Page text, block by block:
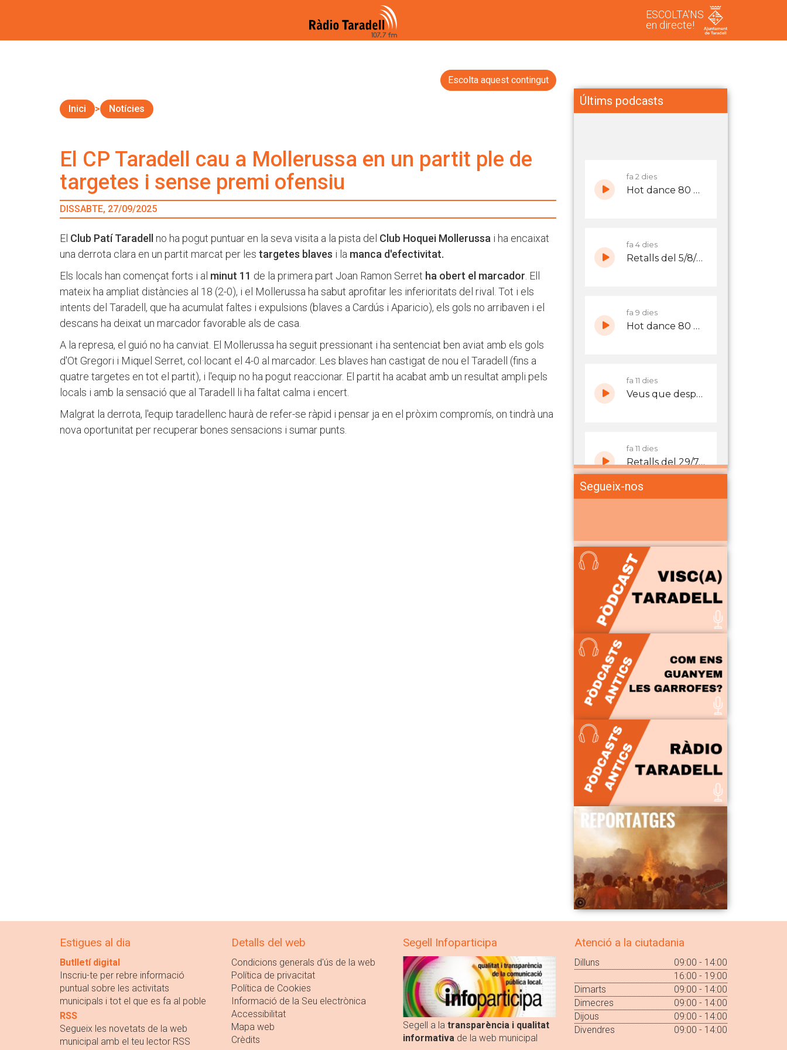
ESCOLTA'NS
en directe!
Escolta aquest contingut
Inici Notícies
El CP Taradell cau a Mollerussa en un partit ple de
targetes i sense premi ofensiu
DISSABTE, 27/09/2025
El Club Patí Taradell no ha pogut puntuar en la seva visita a la pista del Club Hoquei Mollerussa i ha encaixat
una derrota clara en un partit marcat per les targetes blaves i la manca d'efectivitat.
Els locals han començat forts i al minut 11 de la primera part Joan Ramon Serret ha obert el marcador . Ell
mateix ha ampliat distàncies al 18 (2-0), i el Mollerussa ha sabut aprofitar les inferioritats del rival. Tot i els
intents del Taradell, que ha acumulat faltes i expulsions (blaves a Cardús i Aparicio), els gols no arribaven i el
descans ha deixat un marcador favorable als de casa.
A la represa, el guió no ha canviat. El Mollerussa ha seguit pressionant i ha sentenciat ben aviat amb els gols
d'Ot Gregori i Miquel Serret, col·locant el 4-0 al marcador. Les blaves han castigat de nou el Taradell (fins a
quatre targetes en tot el partit), i l'equip no ha pogut reaccionar. El partit ha acabat amb un resultat ampli pels
locals i amb la sensació que al Taradell li ha faltat calma i encert.
Malgrat la derrota, l'equip taradellenc haurà de refer-se ràpid i pensar ja en el pròxim compromís, on tindrà una
nova oportunitat per recuperar bones sensacions i sumar punts.
Últims podcasts
Segueix-nos
Estigues al dia
Butlletí digital
Inscriu-te per rebre informació
puntual sobre les activitats
municipals i tot el que es fa al poble
RSS
Segueix les novetats de la web
municipal amb el teu lector RSS
Detalls del web
Condicions generals d'ús de la web
Política de privacitat
Política de Cookies
Informació de la Seu electrònica
Accessibilitat
Mapa web
Crèdits
Segell Infoparticipa
Segell a la transparència i qualitat
informativa de la web municipal
Atenció a la ciutadania
Dilluns
09:00 - 14:00
16:00 - 19:00
Dimarts
09:00 - 14:00
Dimecres
09:00 - 14:00
Dijous
09:00 - 14:00
Divendres
09:00 - 14:00